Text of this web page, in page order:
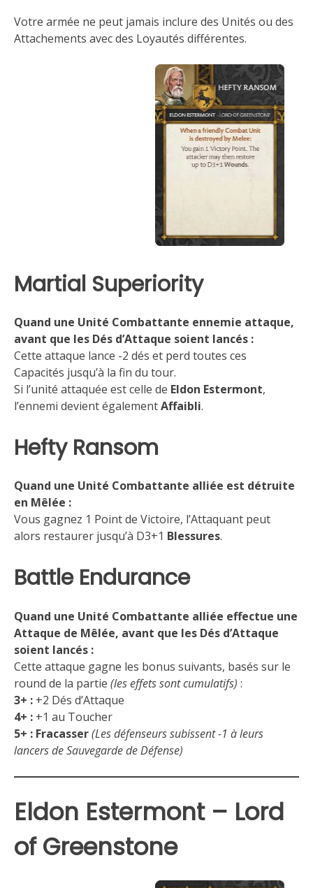
Votre armée ne peut jamais inclure des Unités ou des
Attachements avec des Loyautés différentes.
Martial Superiority
Quand une Unité Combattante ennemie attaque,
avant que les Dés d’Attaque soient lancés :
Cette attaque lance -2 dés et perd toutes ces
Capacités jusqu’à la fin du tour.
Si l’unité attaquée est celle de Eldon Estermont,
l’ennemi devient égalementAffaibli.
Hefty Ransom
Quand une Unité Combattante alliée est détruite
en Mêlée :
Vous gagnez 1 Point de Victoire, l’Attaquant peut
alors restaurer jusqu’à D3+1 Blessures.
Battle Endurance
Quand une Unité Combattante alliée effectue une
Attaque de Mêlée, avant que les Dés d’Attaque
soient lancés :
Cette attaque gagne les bonus suivants, basés sur le
round de la partie (les effets sont cumulatifs) :
3+ : +2 Dés d’Attaque
4+ : +1 au Toucher
5+ : Fracasser(Les défenseurs subissent -1 à leurs
lancers de Sauvegarde de Défense)
Eldon Estermont – Lord
of Greenstone